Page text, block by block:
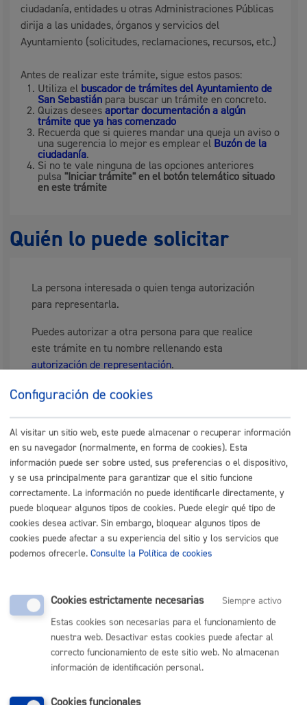
ciudadanía, entidades u otras Administraciones Públicas
dirija a las unidades, órganos y servicios del
Ayuntamiento (solicitudes, reclamaciones, recursos, etc.)
Antes de realizar este trámite, sigue estos pasos:
Utiliza el buscador de trámites del Ayuntamiento de
San Sebastián para buscar un trámite en concreto.
Quizas deseesaportar documentación a algún
trámite que ya has comenzado
Recuerda que si quieres mandar una queja un aviso o
una sugerencia lo mejor es emplear el Buzón de la
ciudadanía.
Si no te vale ninguna de las opciones anteriores
pulsa"Iniciar trámite" en el botón telemático situado
en este trámite
Quién lo puede solicitar
La persona interesada o quien tenga autorización
para representarla.
Puedes autorizar a otra persona para que realice
este trámite en tu nombre rellenando esta
autorización de representación.
Si quieres otorgar una representación más duradera
Cuándo lo pueden solicitar
Durante todo el año
Puede adjuntar tantos documentos complementarios
como estime oportuno
Tamaño máximo anexos:50 Mb
Configuración de cookies
Al visitar un sitio web, este puede almacenar o recuperar información
en su navegador (normalmente, en forma de cookies). Esta
información puede ser sobre usted, sus preferencias o el dispositivo,
y se usa principalmente para garantizar que el sitio funcione
correctamente. La información no puede identificarle directamente, y
puede bloquear algunos tipos de cookies. Puede elegir qué tipo de
cookies desea activar. Sin embargo, bloquear algunos tipos de
cookies puede afectar a su experiencia del sitio y los servicios que
podemos ofrecerle. Consulte la Política de cookies
Cookies estrictamente necesarias
Siempre activo
Estas cookies son necesarias para el funcionamiento de
nuestra web. Desactivar estas cookies puede afectar al
correcto funcionamiento de este sitio web. No almacenan
información de identificación personal.
Cookies funcionales